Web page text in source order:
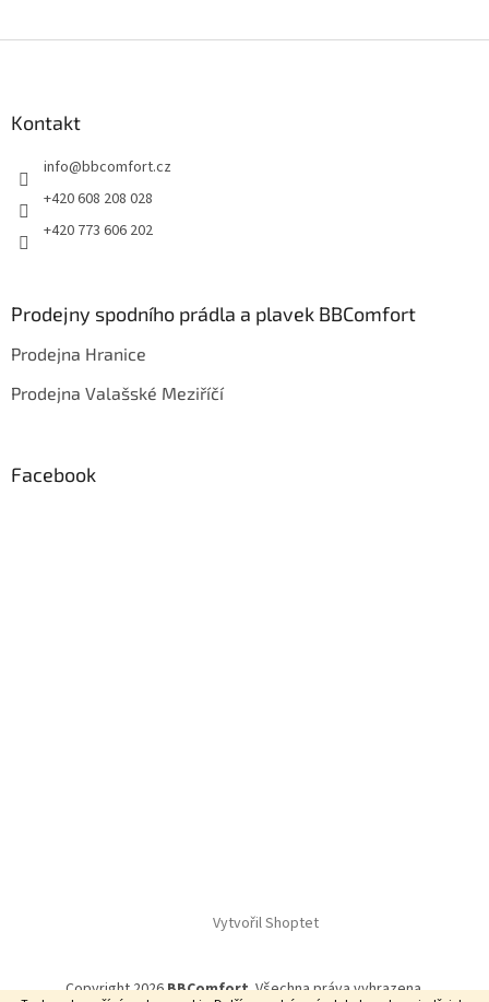
Kontakt
info@bbcomfort.cz
+420 608 208 028
+420 773 606 202
Prodejny spodního prádla a plavek BBComfort
Prodejna Hranice
Prodejna Valašské Meziříčí
Facebook
Vytvořil Shoptet
Copyright 2026BBComfort. Všechna práva vyhrazena.